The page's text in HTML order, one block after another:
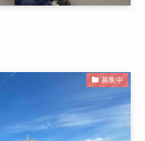
募集中